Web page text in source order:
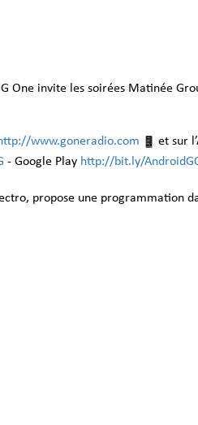
One invite les soirées Matinée
www.goneradio.com
et sur
- Google Play http://bit.ly/
propose une programmation